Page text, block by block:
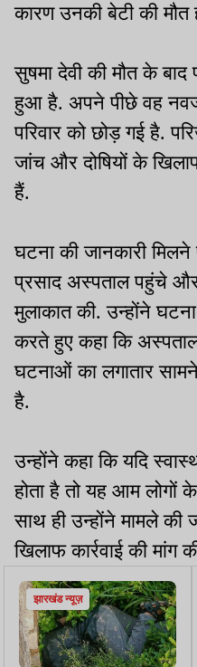
कारण उनकी बेटी की मौत
सुषमा देवी की मौत के बाद
हुआ है. अपने पीछे वह
परिवार को छोड़ गई है.
जांच और दोषियों के
हैं.
घटना की जानकारी
प्रसाद अस्पताल पहुंचे
मुलाकात की. उन्होंने
करते हुए कहा कि
घटनाओं का लगातार
है.
उन्होंने कहा कि यदि
होता है तो यह आम लोगों
साथ ही उन्होंने मामले की
खिलाफ कार्रवाई की मांग
झारखंड न्यूज़